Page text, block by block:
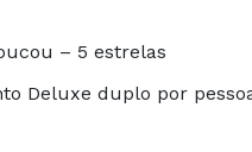
– 5 estrelas
Deluxe duplo por